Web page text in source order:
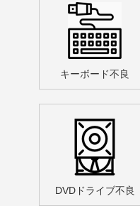
キーボード不良
DVDドライブ不良